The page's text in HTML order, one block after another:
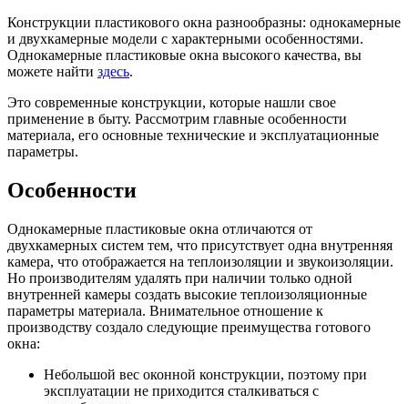
Конструкции пластикового окна разнообразны: однокамерные
и двухкамерные модели с характерными особенностями.
Однокамерные пластиковые окна высокого качества, вы
можете найти здесь.
Это современные конструкции, которые нашли свое
применение в быту. Рассмотрим главные особенности
материала, его основные технические и эксплуатационные
параметры.
Особенности
Однокамерные пластиковые окна отличаются от
двухкамерных систем тем, что присутствует одна внутренняя
камера, что отображается на теплоизоляции и звукоизоляции.
Но производителям удалять при наличии только одной
внутренней камеры создать высокие теплоизоляционные
параметры материала. Внимательное отношение к
производству создало следующие преимущества готового
окна:
Небольшой вес оконной конструкции, поэтому при
эксплуатации не приходится сталкиваться с